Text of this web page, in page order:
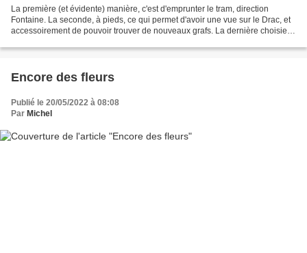
La première (et évidente) manière, c'est d'emprunter le tram, direction
Fontaine. La seconde, à pieds, ce qui permet d'avoir une vue sur le Drac, et
accessoirement de pouvoir trouver de nouveaux grafs. La dernière choisie
Encore des fleurs
Publié le 20/05/2022 à 08:08
Par Michel